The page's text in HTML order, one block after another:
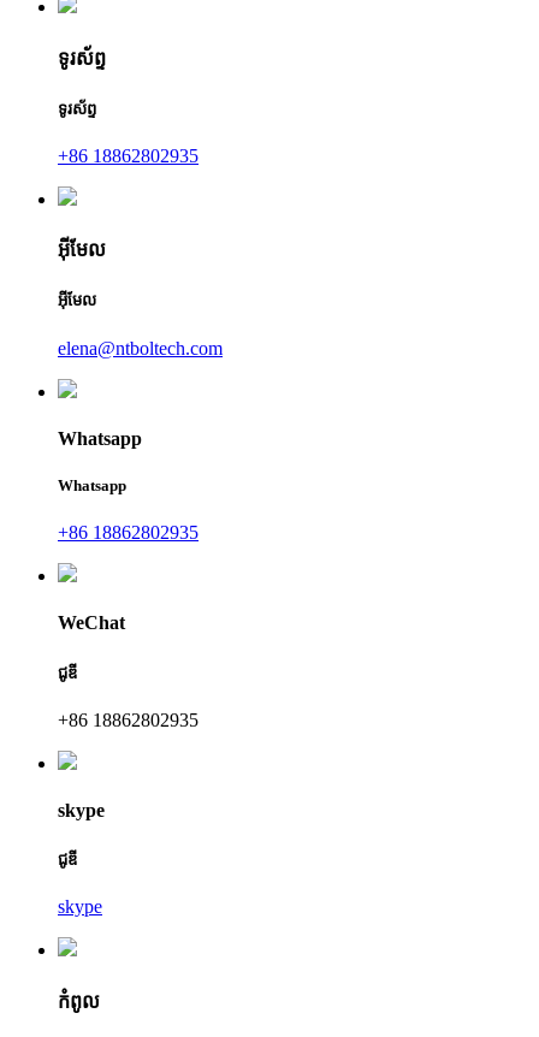
ទូរស័ព្ទ
ទូរស័ព្ទ
+86 18862802935
អ៊ីមែល
អ៊ីមែល
elena@ntboltech.com
Whatsapp
Whatsapp
+86 18862802935
WeChat
ជូឌី
+86 18862802935
skype
ជូឌី
skype
កំពូល